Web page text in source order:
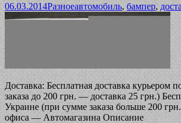
06.03.2014Разноеавтомобиль, бампер,
Доставка: Бесплатная доставка курьером
заказа до 200 грн. — доставка 25 грн.)
Украине (при сумме заказа больше 200
офиса — Автомагазина Описание